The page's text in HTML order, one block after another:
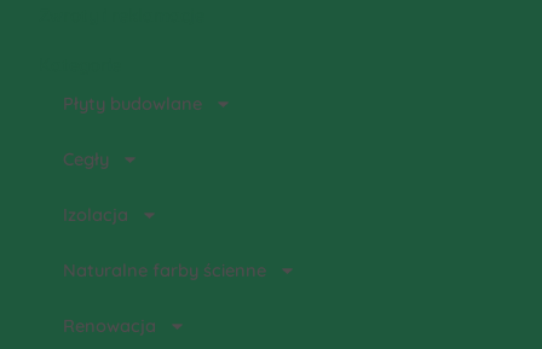
Płyty budowlane
Cegły
Izolacja
Naturalne farby ścienne
Renowacja